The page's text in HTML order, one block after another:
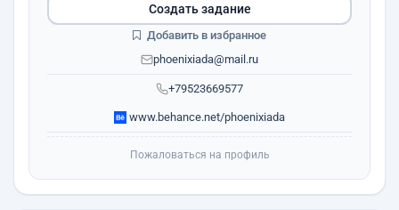
+79523669577
phoenixiada@mail.ru
www.behance.net/phoenixiada
Создать задание
Добавить в избранное
Пожаловаться на профиль